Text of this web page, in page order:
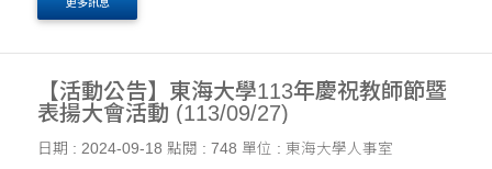
儲金增額提撥 主旨：有關本校福利儲金校提款定額轉入私
校....
更多訊息
【活動公告】東海大學113年慶祝教師節暨
表揚大會活動 (113/09/27)
日期 : 2024-09-18 點閱 : 748 單位 : 東海大學人事室